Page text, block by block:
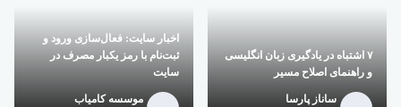
۷ اشتباه در یادگیری زبان انگلیسی
و راهنمای اصلاح مسیر
ساناز پارسا
اخبار سایت: فعال‌سازی ورود و
ثبت‌نام با رمز یکبار مصرف در
سایت
موسسه کامیاب